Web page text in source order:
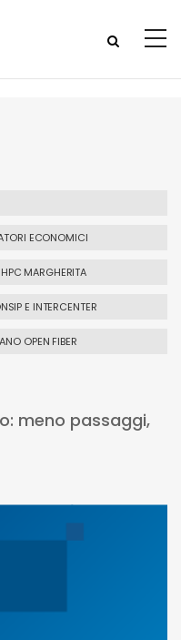
ECONOMICI
MARGHERITA
E INTERCENTER
OPEN FIBER
meno passaggi,